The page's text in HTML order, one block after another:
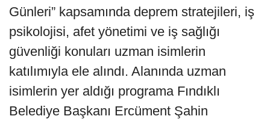
Günleri” kapsamında deprem stratejileri, iş
psikolojisi, afet yönetimi ve iş sağlığı
güvenliği konuları uzman isimlerin
katılımıyla ele alındı. Alanında uzman
isimlerin yer aldığı programa Fındıklı
Belediye Başkanı Ercüment Şahin